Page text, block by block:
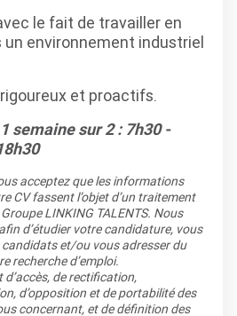
le fait de travailler en
environnement industriel
et proactifs.
semaine sur 2 : 7h30 -
acceptez que les informations
CV fassent l’objet d’un traitement
LINKING TALENTS. Nous
d’étudier votre candidature, vous
et/ou vous adresser du
recherche d’emploi.
d’accès, de rectification,
d’opposition et de portabilité des
concernant, et de définition des